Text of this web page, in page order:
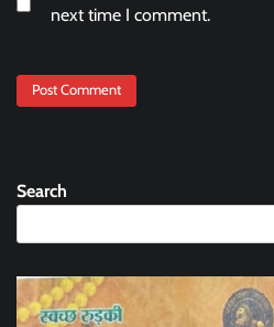
next time I comment.
Search